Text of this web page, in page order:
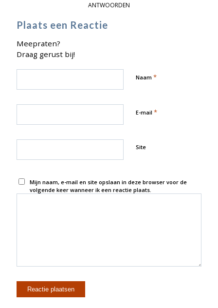
ANTWOORDEN
Plaats een Reactie
Meepraten?
Draag gerust bij!
Naam *
E-mail *
Site
Mijn naam, e-mail en site opslaan in deze browser voor de
volgende keer wanneer ik een reactie plaats.